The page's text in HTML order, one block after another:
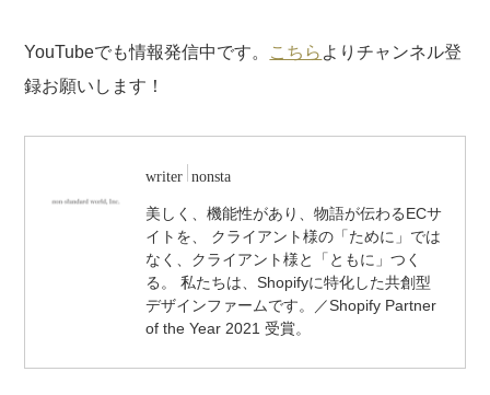
YouTubeでも情報発信中です。 こちら よりチャンネル登
録お願いします！
writer nonsta
美しく、機能性があり、物語が伝わるECサ
イトを、 クライアント様の「ために」では
なく、クライアント様と「ともに」つく
る。 私たちは、Shopifyに特化した共創型
デザインファームです。／Shopify Partner
of the Year 2021 受賞。